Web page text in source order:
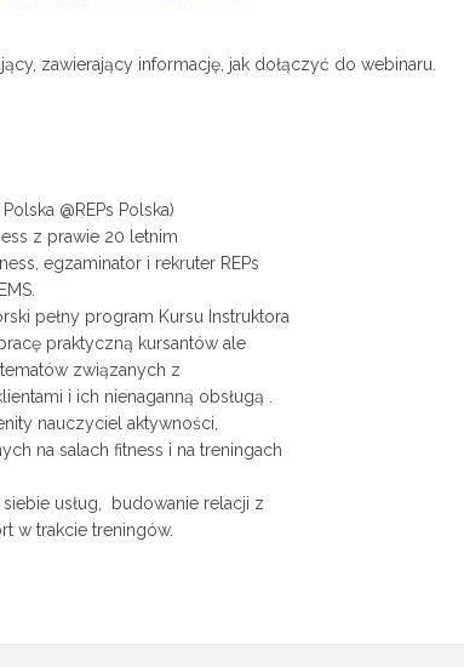
zawierający informację, jak dołączyć do webinaru.
@REPs Polska)
z prawie 20 letnim
egzaminator i rekruter REPs
pełny program Kursu Instruktora
praktyczną kursantów ale
związanych z
i ich nienaganną obsługą .
nauczyciel aktywności,
na salach fitness i na treningach
usług, budowanie relacji z
w trakcie treningów.